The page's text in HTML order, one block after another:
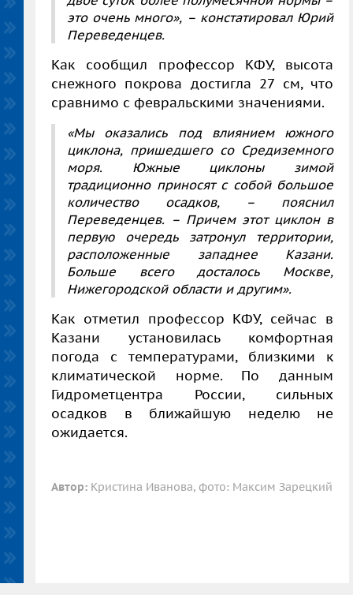
это очень много», – констатировал Юрий
Переведенцев.
Как сообщил профессор КФУ, высота
снежного покрова достигла 27 см, что
сравнимо с февральскими значениями.
«Мы оказались под влиянием южного
циклона, пришедшего со Средиземного
моря. Южные циклоны зимой
традиционно приносят с собой большое
количество осадков, – пояснил
Переведенцев. – Причем этот циклон в
первую очередь затронул территории,
расположенные западнее Казани.
Больше всего досталось Москве,
Нижегородской области и другим».
Как отметил профессор КФУ, сейчас в
Казани установилась комфортная
погода с температурами, близкими к
климатической норме. По данным
Гидрометцентра России, сильных
осадков в ближайшую неделю не
ожидается.
Автор: Кристина Иванова, фото: Максим Зарецкий